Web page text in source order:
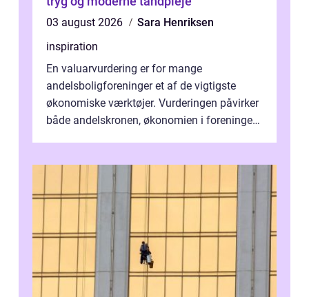
03 august 2026
Sara Henriksen
inspiration
En valuarvurdering er for mange
andelsboligforeninger et af de vigtigste
økonomiske værktøjer. Vurderingen påvirker
både andelskronen, økonomien i foreningen